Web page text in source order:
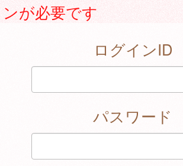
が必要です
ログインID
パスワード